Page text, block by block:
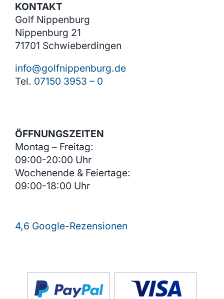
KONTAKT
Golf Nippenburg
Nippenburg 21
71701 Schwieberdingen
info@golfnippenburg.de
Tel. 07150 3953 – 0
ÖFFNUNGSZEITEN
Montag – Freitag:
09:00-20:00 Uhr
Wochenende & Feiertage:
09:00-18:00 Uhr
4,6 Google-Rezensionen